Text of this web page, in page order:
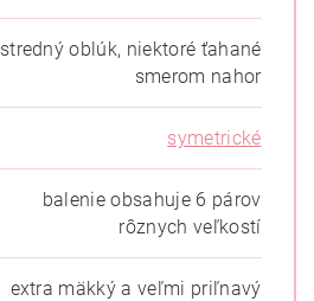
stredný oblúk, niektoré ťahané
smerom nahor
symetrické
balenie obsahuje 6 párov
rôznych veľkostí
extra mäkký a veľmi priľnavý